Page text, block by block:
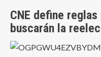
CNE define
buscarán la